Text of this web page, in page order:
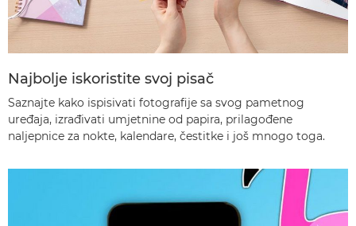
Najbolje iskoristite svoj pisač
Saznajte kako ispisivati fotografije sa svog pametnog
uređaja, izrađivati umjetnine od papira, prilagođene
naljepnice za nokte, kalendare, čestitke i još mnogo toga.